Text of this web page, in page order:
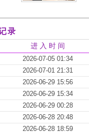
录
进 入 时 间
2026-07-05 01:34
2026-07-01 21:31
2026-06-29 15:56
2026-06-29 15:34
2026-06-29 00:28
2026-06-28 20:48
2026-06-28 18:59